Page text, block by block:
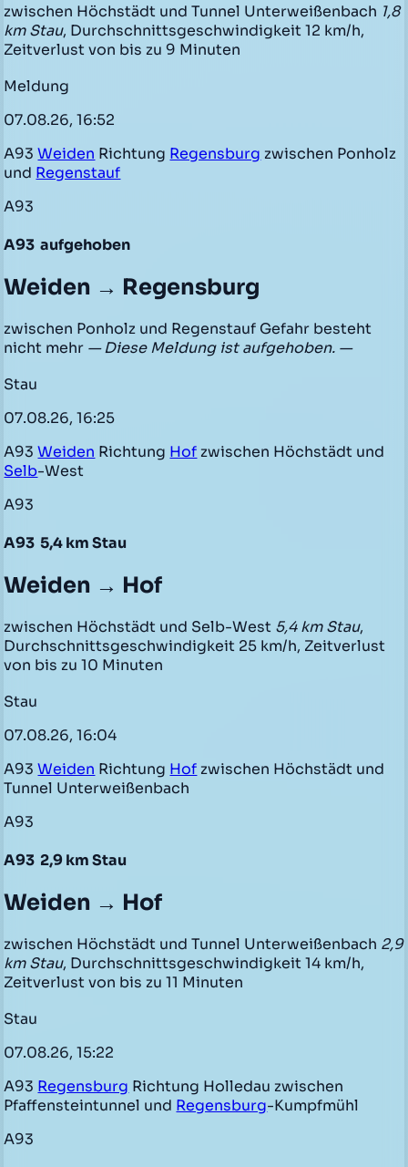
zwischen Höchstädt und Tunnel Unterweißenbach 1,8
km Stau, Durchschnittsgeschwindigkeit 12 km/h,
Zeitverlust von bis zu 9 Minuten
Meldung
07.08.26, 16:52
A93Weiden Richtung Regensburg zwischen Ponholz
und Regenstauf
A93
A93 aufgehoben
Weiden → Regensburg
zwischen Ponholz und Regenstauf Gefahr besteht
nicht mehr — Diese Meldung ist aufgehoben. —
Stau
07.08.26, 16:25
A93Weiden Richtung Hof zwischen Höchstädt und
Selb-West
A93
A93 5,4 km Stau
Weiden → Hof
zwischen Höchstädt und Selb-West 5,4 km Stau,
Durchschnittsgeschwindigkeit 25 km/h, Zeitverlust
von bis zu 10 Minuten
Stau
07.08.26, 16:04
A93Weiden Richtung Hof zwischen Höchstädt und
Tunnel Unterweißenbach
A93
A93 2,9 km Stau
Weiden → Hof
zwischen Höchstädt und Tunnel Unterweißenbach 2,9
km Stau, Durchschnittsgeschwindigkeit 14 km/h,
Zeitverlust von bis zu 11 Minuten
Stau
07.08.26, 15:22
A93 Regensburg Richtung Holledau zwischen
Pfaffensteintunnel und Regensburg-Kumpfmühl
A93